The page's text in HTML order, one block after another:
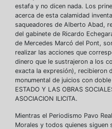
estafa y no dicen nada. Los
acerca de esta calamidad
saqueadores de Alberto Abad,
del gabinete de Ricardo
de Mercedes Marcó del Pont,
realizar las acciones que
dinero que le sustrajeron a los
exacta la expresión), recibieron
monumental de juicios con doble
ESTADO Y LAS OBRAS
ASOCIACION ILICITA.
Mientras el Periodismo Pavo
Morales y todos quienes